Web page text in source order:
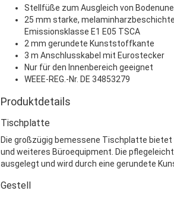
Stellfüße zum Ausgleich von
25 mm starke,
Emissionsklasse E1 E05 TSCA
2 mm gerundete Kunststoffkante
3 m Anschlusskabel mit Eurostecker
Nur für den Innenbereich geeignet
WEEE-REG.-Nr. DE 34853279
Produktdetails
Tischplatte
Die großzügig bemessene Tischplatte
und weiteres Büroequipment. Die
ausgelegt und wird durch eine gerundete
Gestell